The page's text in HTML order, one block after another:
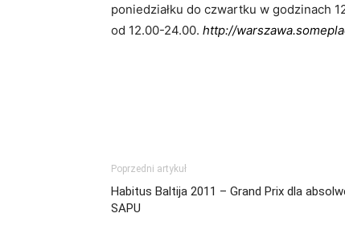
poniedziałku do czwartku w godzinach
od 12.00-24.00. http://
Poprzedni artykuł
Habitus Baltija 2011 – Grand Prix dla
SAPU